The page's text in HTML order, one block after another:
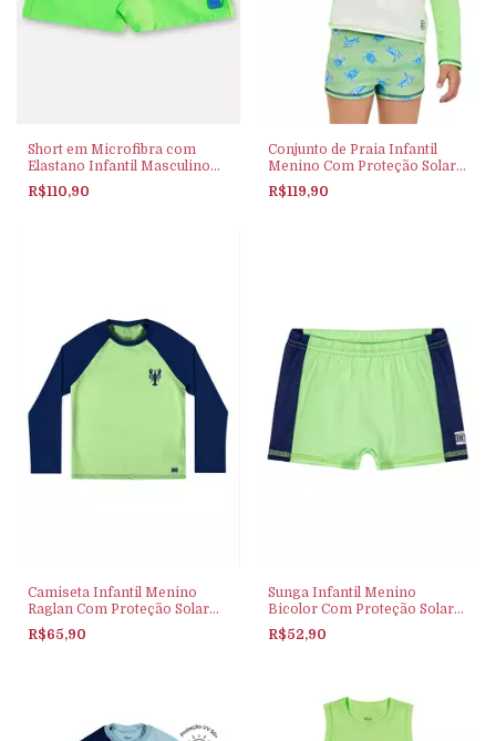
Short em Microfibra com
Elastano Infantil Masculino
(Verde) Up Baby
R$110,90
Conjunto de Praia Infantil
Menino Com Proteção Solar
Elian Verde
R$119,90
Camiseta Infantil Menino
Raglan Com Proteção Solar
Elian Verde
R$65,90
Sunga Infantil Menino
Bicolor Com Proteção Solar
Elian Verde
R$52,90